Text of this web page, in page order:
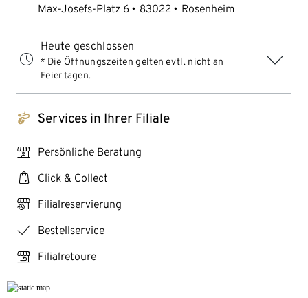
Max-Josefs-Platz 6 83022 Rosenheim
Heute geschlossen
* Die Öffnungszeiten gelten evtl. nicht an
Feiertagen.
tchibo_logo Services in Ihrer Filiale
personal_services Persönliche Beratung
click_collect Click & Collect
click_reserve_store Filialreservierung
checkmark Bestellservice
store_return Filialretoure